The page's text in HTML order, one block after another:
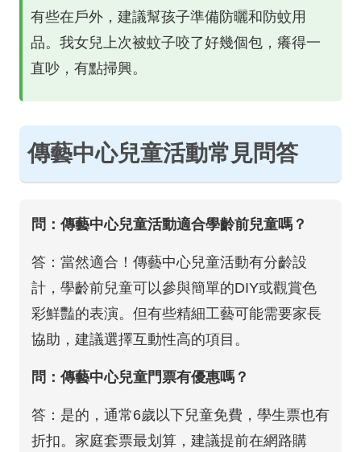
有些在戶外，建議幫孩子準備防曬和防蚊用
品。我女兒上次被蚊子咬了好幾個包，癢得一
直吵，有點掃興。
傳藝中心兒童活動常見問答
問：傳藝中心兒童活動適合學齡前兒童嗎？
答：當然適合！傳藝中心兒童活動有分齡設
計，學齡前兒童可以參與簡單的DIY或觀賞色
彩鮮豔的表演。但有些精細工藝可能需要家長
協助，建議選擇互動性高的項目。
問：傳藝中心兒童門票有優惠嗎？
答：是的，通常6歲以下兒童免費，學生票也有
折扣。家庭套票最划算，建議提前在網路購